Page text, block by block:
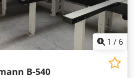
1 / 6
B-540